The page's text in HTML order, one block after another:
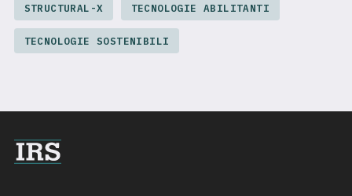
STRUCTURAL-X TECNOLOGIE ABILITANTI
TECNOLOGIE SOSTENIBILI